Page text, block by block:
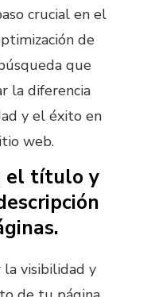
crucial en el
de
que
la diferencia
y el éxito en
web.
el título y
la visibilidad y